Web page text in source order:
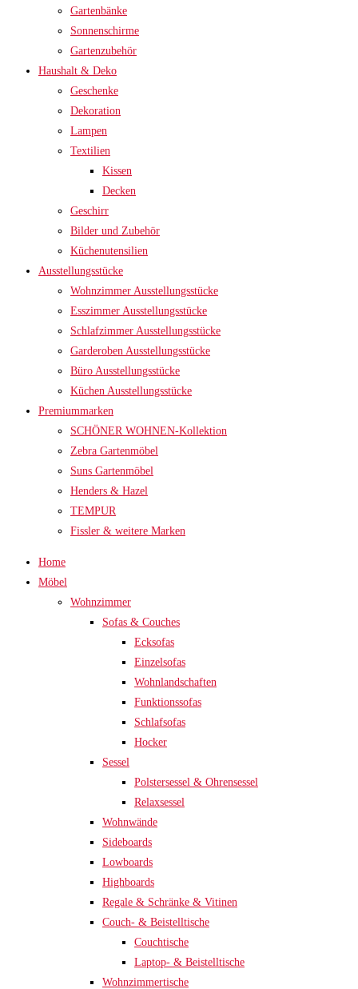
Gartenbänke
Sonnenschirme
Gartenzubehör
Haushalt & Deko
Geschenke
Dekoration
Lampen
Textilien
Kissen
Decken
Geschirr
Bilder und Zubehör
Küchenutensilien
Ausstellungsstücke
Wohnzimmer Ausstellungsstücke
Esszimmer Ausstellungsstücke
Schlafzimmer Ausstellungsstücke
Garderoben Ausstellungsstücke
Büro Ausstellungsstücke
Küchen Ausstellungsstücke
Premiummarken
SCHÖNER WOHNEN-Kollektion
Zebra Gartenmöbel
Suns Gartenmöbel
Henders & Hazel
TEMPUR
Fissler & weitere Marken
Home
Möbel
Wohnzimmer
Sofas & Couches
Ecksofas
Einzelsofas
Wohnlandschaften
Funktionssofas
Schlafsofas
Hocker
Sessel
Polstersessel & Ohrensessel
Relaxsessel
Wohnwände
Sideboards
Lowboards
Highboards
Regale & Schränke & Vitinen
Couch- & Beistelltische
Couchtische
Laptop- & Beistelltische
Wohnzimmertische